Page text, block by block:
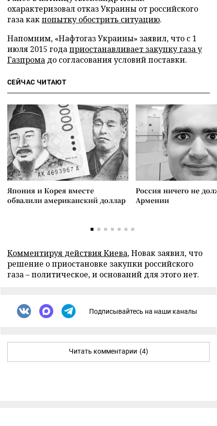
охарактеризовал отказ Украины от российского
газа какпопытку обострить ситуацию.
Напомним, «Нафтогаз Украины» заявил, что с 1
июля 2015 годаприостанавливает закупку газа у
Газпрома до согласования условий поставки.
СЕЙЧАС ЧИТАЮТ
Япония и Корея вместе
обвалили американский доллар
Россия ничего не
Армении
Комментируя действия Киева, Новак заявил, что
решение о приостановке закупки российского
газа – политическое, и оснований для этого нет.
Подписывайтесь на наши каналы
Читать комментарии (4)